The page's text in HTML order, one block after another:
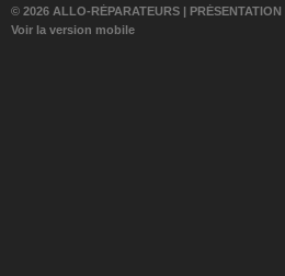
© 2026 ALLO-RÉPARATEURS | PRÉSENTATION
Voir la version mobile